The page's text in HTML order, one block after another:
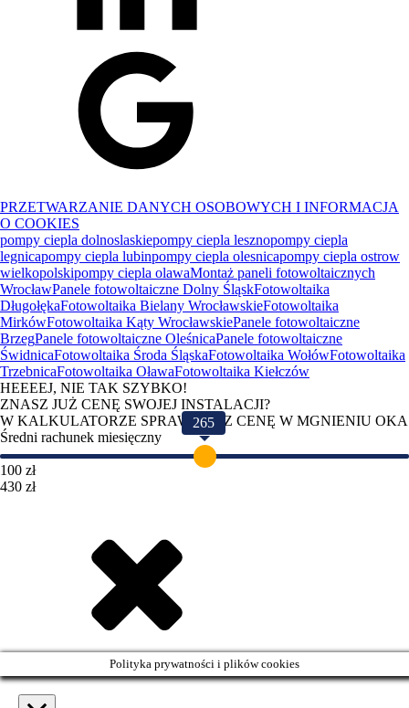
PRZETWARZANIE DANYCH OSOBOWYCH I INFORMACJA
O COOKIES
pompy ciepla dolnoslaskiepompy ciepla lesznopompy ciepla
legnicapompy ciepla lubinpompy ciepla olesnicapompy ciepla ostrow
wielkopolskipompy ciepla olawaMontaż paneli fotowoltaicznych
WrocławPanele fotowoltaiczne Dolny ŚląskFotowoltaika
DługołękaFotowoltaika Bielany WrocławskieFotowoltaika
MirkówFotowoltaika Kąty WrocławskiePanele fotowoltaiczne
BrzegPanele fotowoltaiczne OleśnicaPanele fotowoltaiczne
ŚwidnicaFotowoltaika Środa ŚląskaFotowoltaika WołówFotowoltaika
TrzebnicaFotowoltaika OławaFotowoltaika Kiełczów
HEEEEJ, NIE TAK SZYBKO!
ZNASZ JUŻ CENĘ SWOJEJ INSTALACJI?
W KALKULATORZE SPRAWDZISZ CENĘ W MGNIENIU OKA
Średni rachunek miesięczny
265
100 zł
430 zł
Polityka prywatności i plików cookies